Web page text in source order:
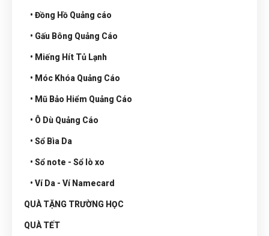
• Đồng Hồ Quảng cáo
• Gấu Bông Quảng Cáo
• Miếng Hít Tủ Lạnh
• Móc Khóa Quảng Cáo
• Mũ Bảo Hiểm Quảng Cáo
• Ô Dù Quảng Cáo
• Sổ Bìa Da
• Sổ note - Sổ lò xo
• Ví Da - Ví Namecard
QUÀ TẶNG TRƯỜNG HỌC
QUÀ TẾT